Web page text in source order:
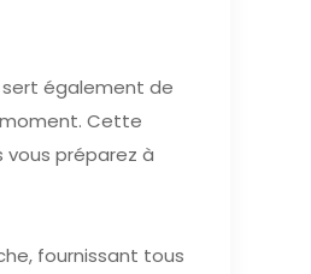
sert également de
Cette
préparez à
fournissant tous